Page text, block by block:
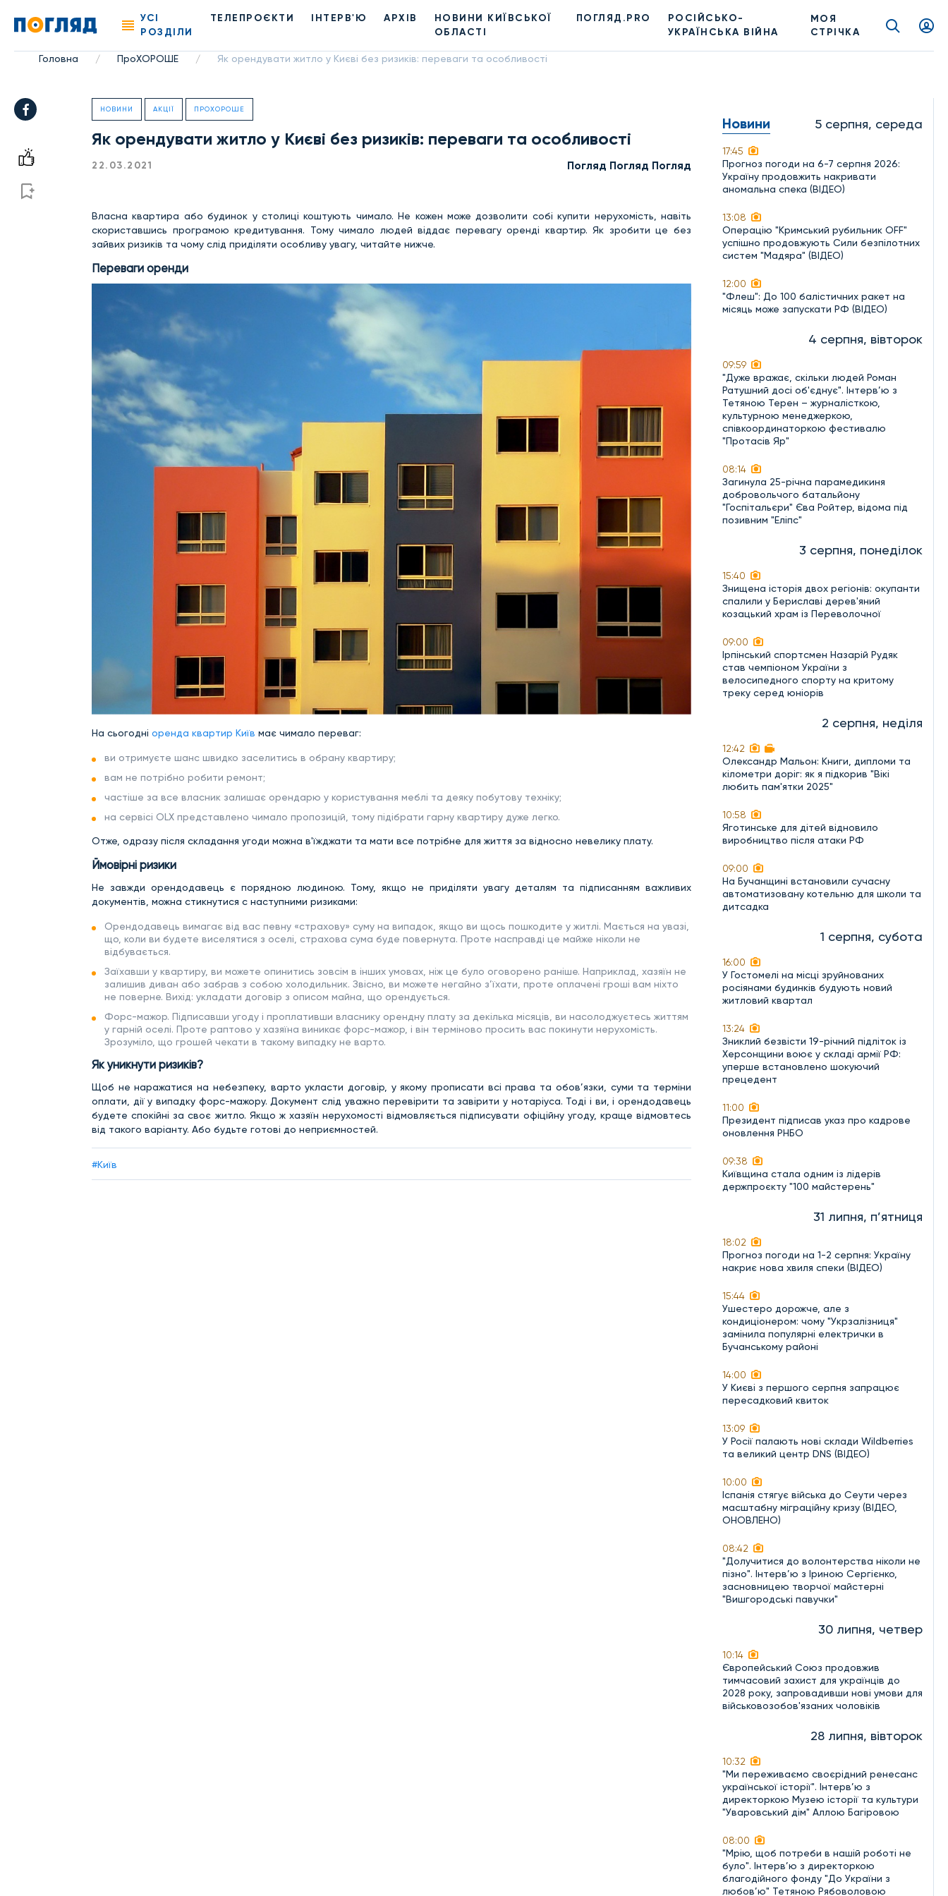
УСІ
РОЗДІЛИ
ТЕЛЕПРОЄКТИ ІНТЕРВ'Ю АРХІВ
НОВИНИ КИЇВСЬКОЇ
ОБЛАСТІ
ПОГЛЯД.PRO
РОСІЙСЬКО-
УКРАЇНСЬКА ВІЙНА
МОЯ
СТРІЧКА
Головна / ПроХОРОШЕ / Як орендувати житло у Києві без ризиків: переваги та особливості
НОВИНИ АКЦІЇ ПРОХОРОШЕ
Як орендувати житло у Києві без ризиків: переваги та особливості
22.03.2021 Погляд Погляд Погляд
Власна квартира або будинок у столиці коштують чимало. Не кожен може дозволити собі купити нерухомість, навіть
скориставшись програмою кредитування. Тому чимало людей віддає перевагу оренді квартир. Як зробити це без
зайвих ризиків та чому слід приділяти особливу увагу, читайте нижче.
Переваги оренди
На сьогодні оренда квартир Київ має чимало переваг:
ви отримуєте шанс швидко заселитись в обрану квартиру;
вам не потрібно робити ремонт;
частіше за все власник залишає орендарю у користування меблі та деяку побутову техніку;
на сервісі OLX представлено чимало пропозицій, тому підібрати гарну квартиру дуже легко.
Отже, одразу після складання угоди можна в'їжджати та мати все потрібне для життя за відносно невелику плату.
Ймовірні ризики
Не завжди орендодавець є порядною людиною. Тому, якщо не приділяти увагу деталям та підписанням важливих
документів, можна стикнутися с наступними ризиками:
Орендодавець вимагає від вас певну «страхову» суму на випадок, якщо ви щось пошкодите у житлі. Мається на увазі,
що, коли ви будете виселятися з оселі, страхова сума буде повернута. Проте насправді це майже ніколи не
відбувається.
Заїхавши у квартиру, ви можете опинитись зовсім в інших умовах, ніж це було оговорено раніше. Наприклад, хазяїн не
залишив диван або забрав з собою холодильник. Звісно, ви можете негайно з’їхати, проте оплачені гроші вам ніхто
не поверне. Вихід: укладати договір з описом майна, що орендується.
Форс-мажор. Підписавши угоду і проплативши власнику орендну плату за декілька місяців, ви насолоджуєтесь життям
у гарній оселі. Проте раптово у хазяїна виникає форс-мажор, і він терміново просить вас покинути нерухомість.
Зрозуміло, що грошей чекати в такому випадку не варто.
Як уникнути ризиків?
Щоб не наражатися на небезпеку, варто укласти договір, у якому прописати всі права та обов’язки, суми та терміни
оплати, дії у випадку форс-мажору. Документ слід уважно перевірити та завірити у нотаріуса. Тоді і ви, і орендодавець
будете спокійні за своє житло. Якщо ж хазяїн нерухомості відмовляється підписувати офіційну угоду, краще відмовтесь
від такого варіанту. Або будьте готові до неприємностей.
#Київ
Новини 5 серпня, середа
17:45
Прогноз погоди на 6-7 серпня 2026:
Україну продовжить накривати
аномальна спека (ВІДЕО)
13:08
Операцію "Кримський рубильник OFF"
успішно продовжують Сили безпілотних
систем "Мадяра" (ВІДЕО)
12:00
"Флеш": До 100 балістичних ракет на
місяць може запускати РФ (ВІДЕО)
4 серпня, вівторок
09:59
"Дуже вражає, скільки людей Роман
Ратушний досі об'єднує". Інтерв’ю з
Тетяною Терен – журналісткою,
культурною менеджеркою,
співкоординаторкою фестивалю
"Протасів Яр"
08:14
Загинула 25-річна парамедикиня
добровольчого батальйону
"Госпітальєри" Єва Ройтер, відома під
позивним "Еліпс"
3 серпня, понеділок
15:40
Знищена історія двох регіонів: окупанти
спалили у Бериславі дерев'яний
козацький храм із Переволочної
09:00
Ірпінський спортсмен Назарій Рудяк
став чемпіоном України з
велосипедного спорту на критому
треку серед юніорів
2 серпня, неділя
12:42
Олександр Мальон: Книги, дипломи та
кілометри доріг: як я підкорив "Вікі
любить пам'ятки 2025"
10:58
Яготинське для дітей відновило
виробництво після атаки РФ
09:00
На Бучанщині встановили сучасну
автоматизовану котельню для школи та
дитсадка
1 серпня, субота
16:00
У Гостомелі на місці зруйнованих
росіянами будинків будують новий
житловий квартал
13:24
Зниклий безвісти 19-річний підліток із
Херсонщини воює у складі армії РФ:
уперше встановлено шокуючий
прецедент
11:00
Президент підписав указ про кадрове
оновлення РНБО
09:38
Київщина стала одним із лідерів
держпроєкту "100 майстерень"
31 липня, п’ятниця
18:02
Прогноз погоди на 1-2 серпня: Україну
накриє нова хвиля спеки (ВІДЕО)
15:44
Ушестеро дорожче, але з
кондиціонером: чому "Укрзалізниця"
замінила популярні електрички в
Бучанському районі
14:00
У Києві з першого серпня запрацює
пересадковий квиток
13:09
У Росії палають нові склади Wildberries
та великий центр DNS (ВІДЕО)
10:00
Іспанія стягує війська до Сеути через
масштабну міграційну кризу (ВІДЕО,
ОНОВЛЕНО)
08:42
"Долучитися до волонтерства ніколи не
пізно". Інтерв’ю з Іриною Сергієнко,
засновницею творчої майстерні
"Вишгородські павучки"
30 липня, четвер
10:14
Європейський Союз продовжив
тимчасовий захист для українців до
2028 року, запровадивши нові умови для
військовозобов'язаних чоловіків
28 липня, вівторок
10:32
"Ми переживаємо своєрідний ренесанс
української історії". Інтерв’ю з
директоркою Музею історії та культури
"Уваровський дім" Аллою Багіровою
08:00
"Мрію, щоб потреби в нашій роботі не
було". Інтерв’ю з директоркою
благодійного фонду "До України з
любов’ю" Тетяною Рябоволовою